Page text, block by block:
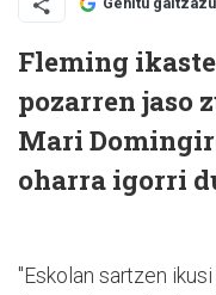
Fleming
pozarren jaso
Mari
oharra igorri
"Eskolan sartzen